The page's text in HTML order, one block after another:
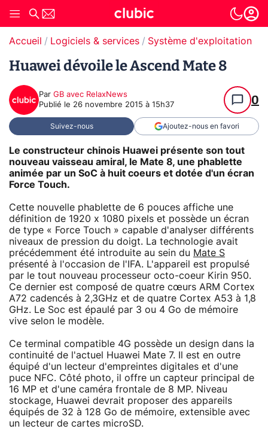
Accueil Logiciels & services Système d'exploitation
Huawei dévoile le Ascend Mate 8
Par GB avec RelaxNews
Publié le 26 novembre 2015 à 15h37 0
Suivez-nous Ajoutez-nous en favori
Le constructeur chinois Huawei présente son tout
nouveau vaisseau amiral, le Mate 8, une phablette
animée par un SoC à huit coeurs et dotée d'un écran
Force Touch.
Cette nouvelle phablette de 6 pouces affiche une
définition de 1920 x 1080 pixels et possède un écran
de type « Force Touch » capable d'analyser différents
niveaux de pression du doigt. La technologie avait
précédemment été introduite au sein du Mate S
présenté à l'occasion de l'IFA. L'appareil est propulsé
par le tout nouveau processeur octo-coeur Kirin 950.
Ce dernier est composé de quatre cœurs ARM Cortex
A72 cadencés à 2,3GHz et de quatre Cortex A53 à 1,8
GHz. Le Soc est épaulé par 3 ou 4 Go de mémoire
vive selon le modèle.
Ce terminal compatible 4G possède un design dans la
continuité de l'actuel Huawei Mate 7. Il est en outre
équipé d'un lecteur d'empreintes digitales et d'une
puce NFC. Côté photo, il offre un capteur principal de
16 MP et d'une caméra frontale de 8 MP. Niveau
stockage, Huawei devrait proposer des appareils
équipés de 32 à 128 Go de mémoire, extensible avec
un lecteur de cartes microSD.